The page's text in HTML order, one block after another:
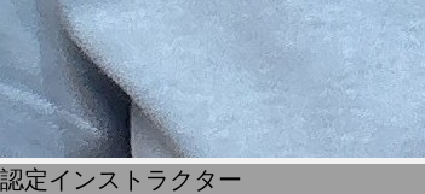
認定インストラクター